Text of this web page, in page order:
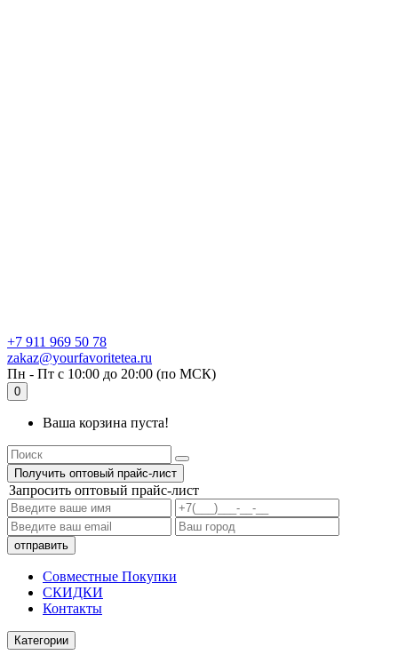
+7 911 969 50 78
zakaz@yourfavoritetea.ru
Пн - Пт с 10:00 до 20:00 (по МСК)
0
Ваша корзина пуста!
Получить оптовый прайс-лист
Запросить оптовый прайс-лист
Совместные Покупки
СКИДКИ
Контакты
Категории